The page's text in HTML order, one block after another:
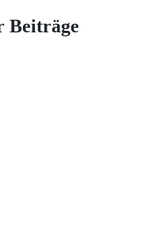
Beiträge